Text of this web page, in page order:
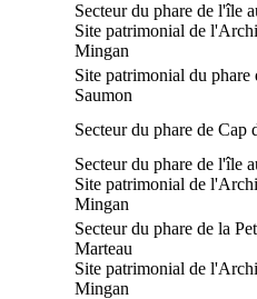
Secteur du phare de l'île
Site patrimonial de
Mingan
Site patrimonial du phare
Saumon
Secteur du phare de Cap
Secteur du phare de l'île
Site patrimonial de
Mingan
Secteur du phare de la
Marteau
Site patrimonial de
Mingan